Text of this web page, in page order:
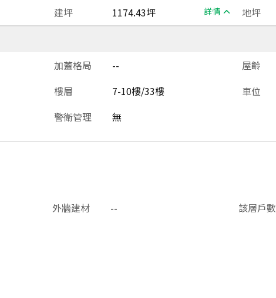
建坪 1174.43坪 詳情 地坪
加蓋格局 -- 屋齡
樓層 7-10樓/33樓 車位
警衛管理 無
外牆建材 -- 該層戶數